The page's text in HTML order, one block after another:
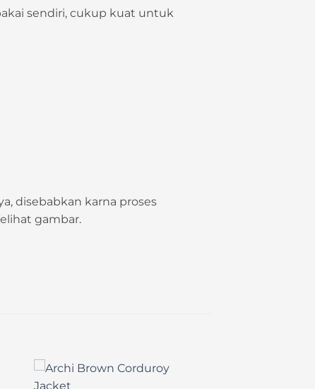
sendiri, cukup kuat untuk
disebabkan karna proses
gambar.